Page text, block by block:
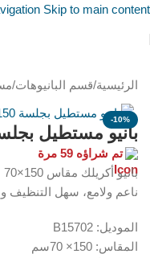
Skip to main content
الرئيسية/قسم البانيوهات/
-10%
بانيو مستطيل بجلسة
تم شراؤه 59 مرة
ناعم ولامع، سهل التنظيف
الموديل: B15702
المقاس: 150× 70سم